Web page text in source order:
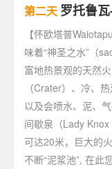
第二天 罗托鲁
【怀欧塔普
味着“神圣之水”（
富地热景观的天然
（Crater）、冷、
以及会喷水、泥、
间歇泉（Lady
可达20米，巨大的
不断“泥浆池”, 在此